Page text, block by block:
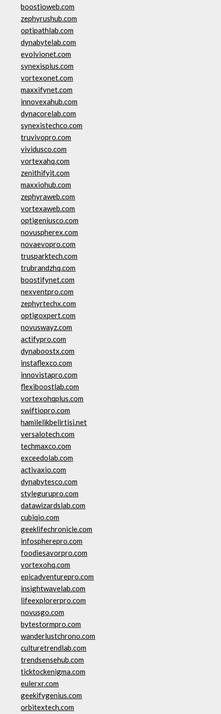
boostioweb.com
zephyrushub.com
optipathlab.com
dynabytelab.com
evolvionet.com
synexisplus.com
vortexonet.com
maxxifynet.com
innovexahub.com
dynacorelab.com
synexistechco.com
truvivopro.com
vividusco.com
vortexahq.com
zenithifyit.com
maxxiohub.com
zephyraweb.com
vortexaweb.com
optigeniusco.com
novuspherex.com
novaevopro.com
trusparktech.com
trubrandzhq.com
boostifynet.com
nexventpro.com
zephyrtechx.com
optigoxpert.com
novuswayz.com
actifypro.com
dynaboostx.com
instaflexco.com
innovistapro.com
flexiboostlab.com
vortexohqplus.com
swiftiopro.com
hamilelikbelirtisi.net
versalotech.com
techmaxco.com
exceedolab.com
activaxio.com
dynabytesco.com
stylegurupro.com
datawizardslab.com
cubiqio.com
geeklifechronicle.com
infospherepro.com
foodiesavorpro.com
vortexohq.com
epicadventurepro.com
insightwavelab.com
lifeexplorerpro.com
novusgo.com
bytestormpro.com
wanderlustchrono.com
culturetrendlab.com
trendsensehub.com
ticktockenigma.com
eulerxr.com
geekifygenius.com
orbitextech.com